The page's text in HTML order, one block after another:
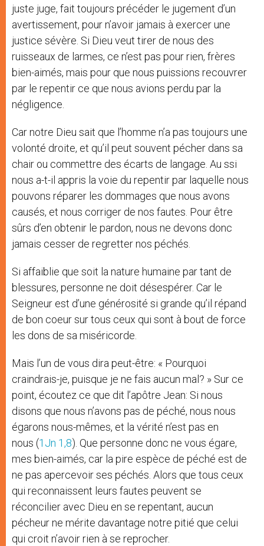
juste juge, fait toujours précéder le jugement d’un
avertissement, pour n’avoir jamais à exercer une
justice sévère. Si Dieu veut tirer de nous des
ruisseaux de larmes, ce n’est pas pour rien, frères
bien-aimés, mais pour que nous puissions recouvrer
par le repentir ce que nous avions perdu par la
négligence.
Car notre Dieu sait que l’homme n’a pas toujours une
volonté droite, et qu’il peut souvent pécher dans sa
chair ou commettre des écarts de langage. Au ssi
nous a-t-il appris la voie du repentir par laquelle nous
pouvons réparer les dommages que nous avons
causés, et nous corriger de nos fautes. Pour être
sûrs d’en obtenir le pardon, nous ne devons donc
jamais cesser de regretter nos péchés.
Si affaiblie que soit la nature humaine par tant de
blessures, personne ne doit désespérer. Car le
Seigneur est d’une générosité si grande qu’il répand
de bon coeur sur tous ceux qui sont à bout de force
les dons de sa miséricorde.
Mais l’un de vous dira peut-être: « Pourquoi
craindrais-je, puisque je ne fais aucun mal? » Sur ce
point, écoutez ce que dit l’apôtre Jean: Si nous
disons que nous n’avons pas de péché, nous nous
égarons nous-mêmes, et la vérité n’est pas en
nous (1Jn 1,8). Que personne donc ne vous égare,
mes bien-aimés, car la pire espèce de péché est de
ne pas apercevoir ses péchés. Alors que tous ceux
qui reconnaissent leurs fautes peuvent se
réconcilier avec Dieu en se repentant, aucun
pécheur ne mérite davantage notre pitié que celui
qui croit n’avoir rien à se reprocher.